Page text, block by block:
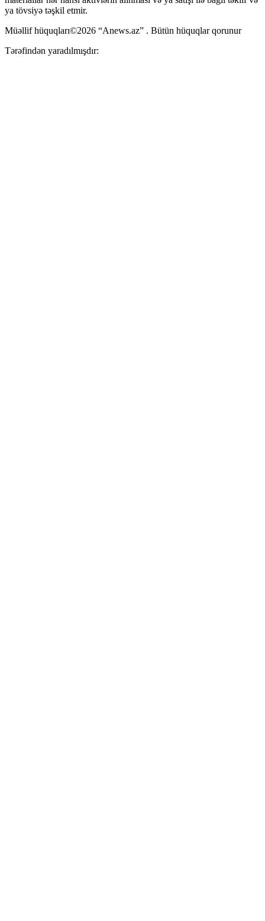
ya tövsiyə təşkil etmir.
Müəllif hüquqları©2026 “Anews.az” . Bütün hüquqlar qorunur
Tərəfindən yaradılmışdır: